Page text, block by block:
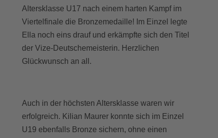
Altersklasse U17 nach einem harten Kampf im
Viertelfinale die Bronzemedaille! Im Einzel legte
Ella noch eins drauf und erkämpfte sich den Titel
der Vize-Deutschemeisterin. Herzlichen
Glückwunsch an all.
Auch in der höchsten Altersklasse waren wir
erfolgreich. Kilian Maurer konnte sich im Einzel
U19 ebenfalls Bronze sichern, ohne einen